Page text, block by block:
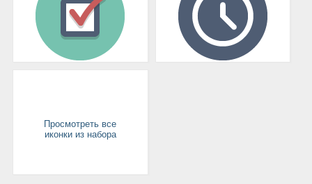
Просмотреть все
иконки из набора